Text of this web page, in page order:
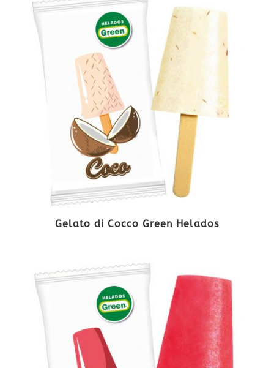
Gelato di Cocco Green Helados